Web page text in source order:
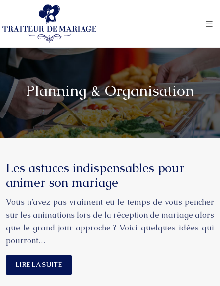
Planning & Organisation
Les astuces indispensables pour
animer son mariage
Vous n’avez pas vraiment eu le temps de vous pencher
sur les animations lors de la réception de mariage alors
que le grand jour approche ? Voici quelques idées qui
pourront…
LIRE LA SUITE